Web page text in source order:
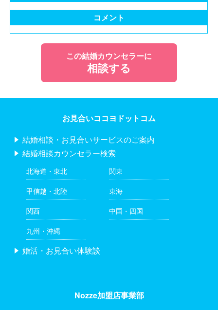
コメント
この結婚カウンセラーに
相談する
お見合いココヨドットコム
結婚相談・お見合いサービスのご案内
結婚相談カウンセラー検索
北海道・東北 関東
甲信越・北陸 東海
関西 中国・四国
九州・沖縄
婚活・お見合い体験談
Nozze加盟店事業部